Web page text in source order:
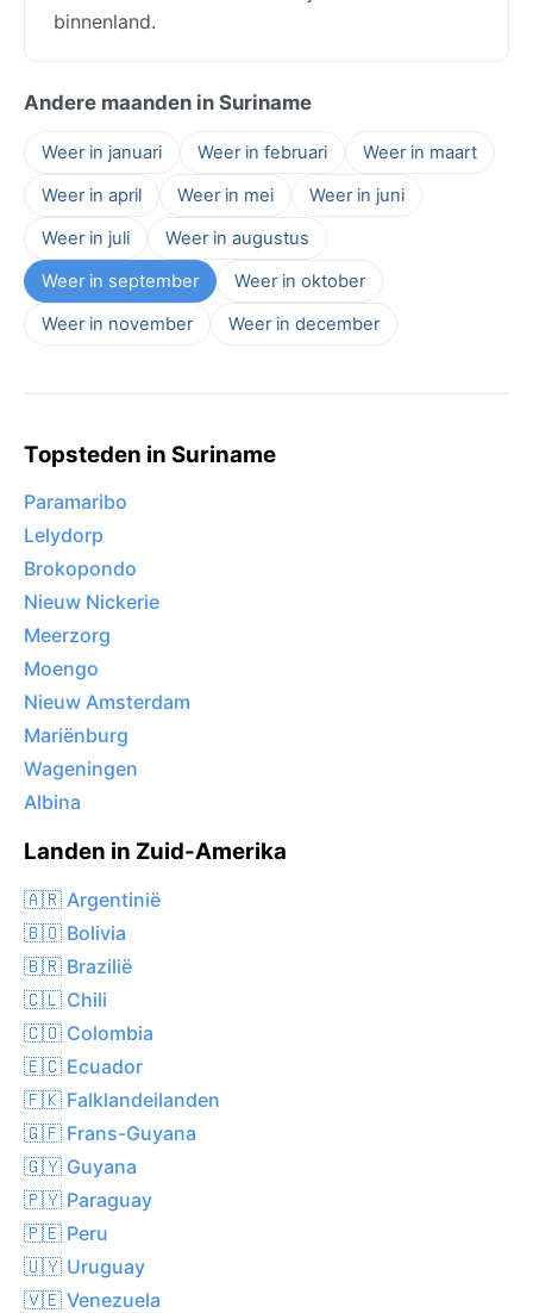
binnenland.
Andere maanden in Suriname
Weer in januari Weer in februari
Weer in maart
Weer in april
Weer in mei
Weer in juni
Weer in juli
Weer in augustus
Weer in september
Weer in oktober
Weer in november
Weer in december
Topsteden in Suriname
Paramaribo
Lelydorp
Brokopondo
Nieuw Nickerie
Meerzorg
Moengo
Nieuw Amsterdam
Mariënburg
Wageningen
Albina
Landen in Zuid-Amerika
🇦🇷 Argentinië
🇧🇴 Bolivia
🇧🇷 Brazilië
🇨🇱 Chili
🇨🇴 Colombia
🇪🇨 Ecuador
🇫🇰 Falklandeilanden
🇬🇫 Frans-Guyana
🇬🇾 Guyana
🇵🇾 Paraguay
🇵🇪 Peru
🇺🇾 Uruguay
🇻🇪 Venezuela